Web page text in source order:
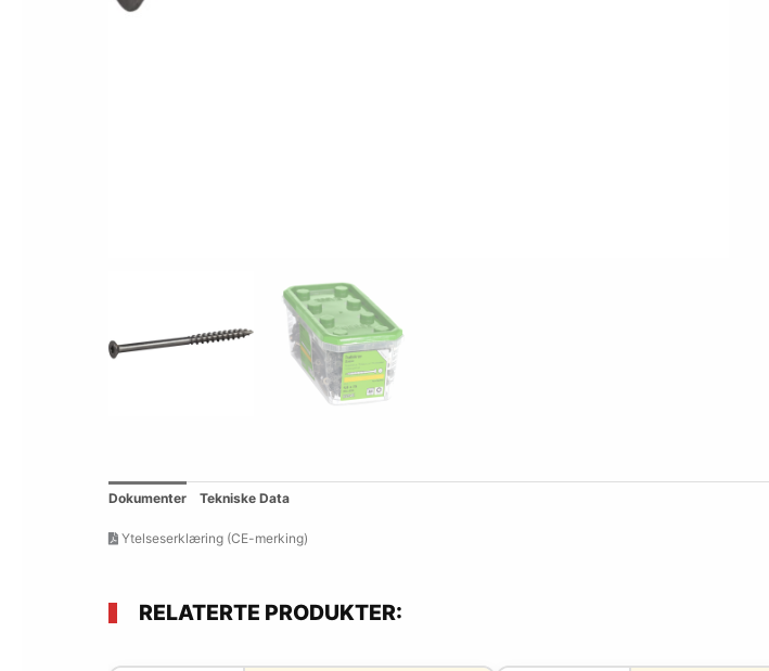
Dokumenter Tekniske Data
Ytelseserklæring (CE-merking)
RELATERTE PRODUKTER: